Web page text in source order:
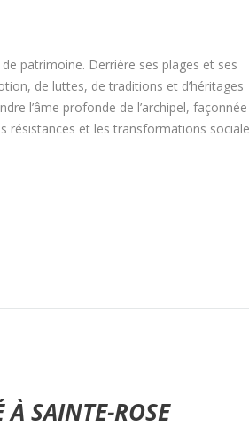
patrimoine. Derrière ses plages et ses
de luttes, de traditions et d’héritages
l’âme profonde de l’archipel,
résistances et les transformations
SAINTE-ROSE